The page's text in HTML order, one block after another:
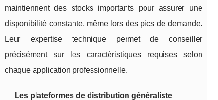
maintiennent des stocks importants pour assurer une
disponibilité constante, même lors des pics de demande.
Leur expertise technique permet de conseiller
précisément sur les caractéristiques requises selon
chaque application professionnelle.
Les plateformes de distribution généraliste